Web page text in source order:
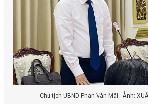
Chủ tịch UBND Phan Văn Mãi - Ảnh: